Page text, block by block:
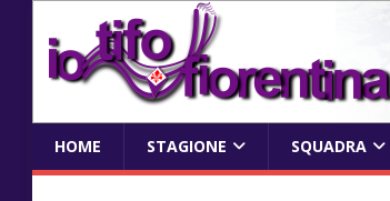
HOME STAGIONE SQUADRA